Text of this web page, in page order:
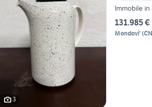
3
Immobile in
131.985 €
Mondovi' (CN